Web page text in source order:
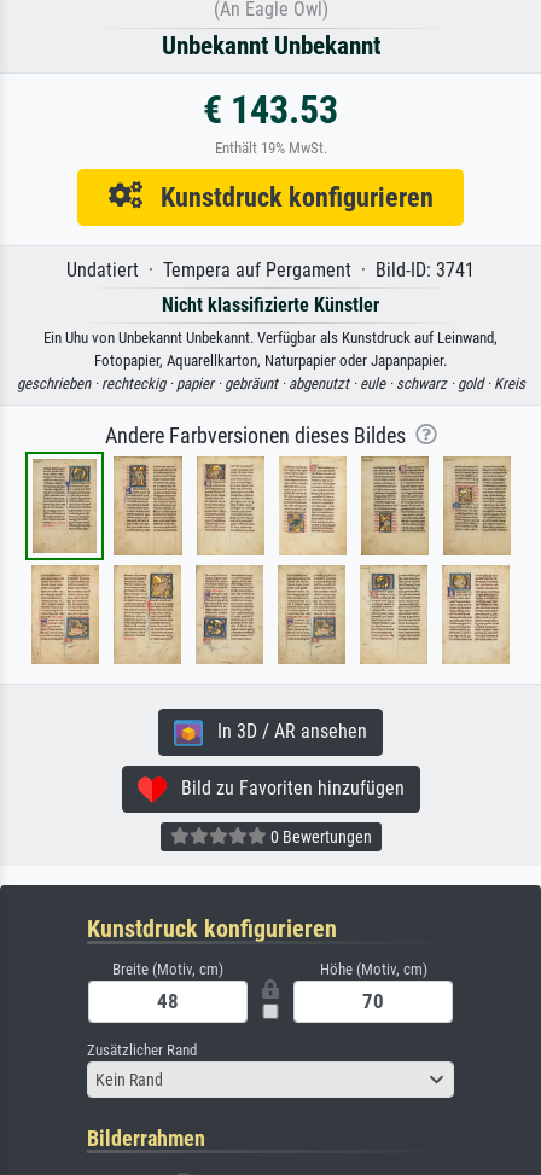
(An Eagle Owl)
Unbekannt Unbekannt
€ 143.53
Enthält 19% MwSt.
Kunstdruck konfigurieren
Undatiert · Tempera auf Pergament · Bild-ID: 3741
Nicht klassifizierte Künstler
Ein Uhu von Unbekannt Unbekannt. Verfügbar als Kunstdruck auf Leinwand,
Fotopapier, Aquarellkarton, Naturpapier oder Japanpapier.
geschrieben · rechteckig · papier · gebräunt · abgenutzt · eule · schwarz · gold · Kreis
Andere Farbversionen dieses Bildes
In 3D / AR ansehen
Bild zu Favoriten hinzufügen
0 Bewertungen
Kunstdruck konfigurieren
Breite (Motiv, cm) Höhe (Motiv, cm)
Zusätzlicher Rand
Kein Rand
Bilderrahmen